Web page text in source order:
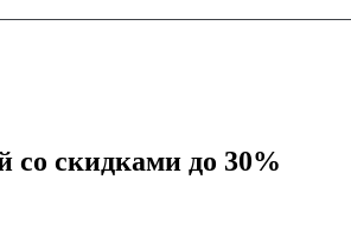
со скидками до 30%